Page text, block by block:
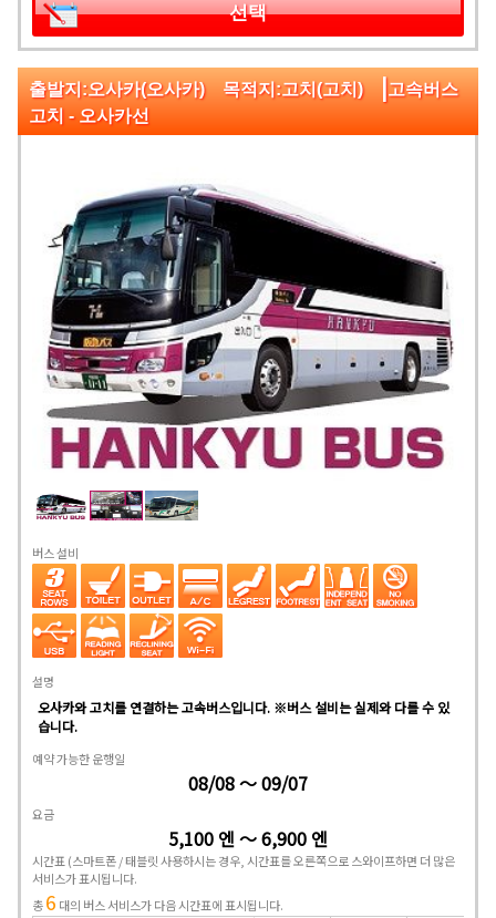
선택
출발지:오사카(오사카) 목적지:고치(고치) |고속버스
고치 - 오사카선
버스 설비
설명
오사카와 고치를 연결하는 고속버스입니다. ※버스 설비는 실제와 다를 수 있
습니다.
예약 가능한 운행일
08/08 ～ 09/07
요금
5,100 엔 ～ 6,900 엔
시간표(스마트폰 / 태블릿 사용하시는 경우, 시간표를 오른쪽으로 스와이프하면 더 많은
서비스가 표시됩니다.
총6 대의 버스 서비스가 다음 시간표에 표시됩니다.